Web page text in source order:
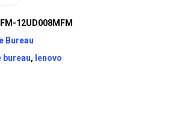
12UD008MFM
Bureau
bureau, lenovo